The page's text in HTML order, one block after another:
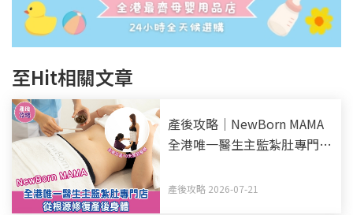
至Hit相關文章
產後攻略｜NewBorn MAMA
全港唯一醫生主監紮肚專門店
源修復產後身體
產後攻略 2026-07-21